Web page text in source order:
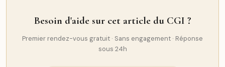
Besoin d'aide sur cet article du CGI ?
Premier rendez-vous gratuit · Sans engagement · Réponse
sous 24h